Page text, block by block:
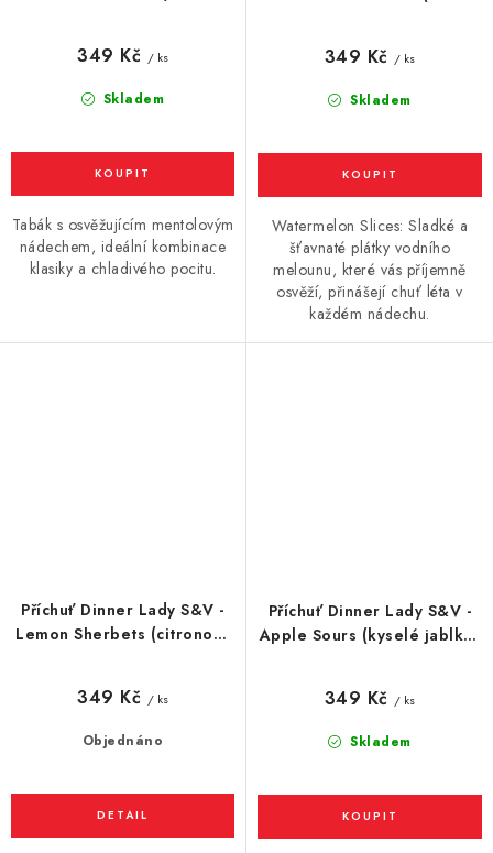
Skladem
349 Kč / ks
Tabák s osvěžujícím mentolovým
nádechem, ideální kombinace
klasiky a chladivého pocitu.
Skladem
349 Kč / ks
Watermelon Slices: Sladké a
šťavnaté plátky vodního
melounu, které vás příjemně
osvěží, přinášejí chuť léta v
každém nádechu.
Příchuť Dinner Lady S&V -
Lemon Sherbets (citronový
Objednáno
349 Kč / ks
Příchuť Dinner Lady S&V -
Apple Sours (kyselé jablko)
Skladem
349 Kč / ks